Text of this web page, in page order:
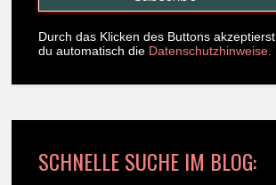
Durch das Klicken des Buttons akzeptierst
du automatisch die Datenschutzhinweise.
SCHNELLE SUCHE IM BLOG: